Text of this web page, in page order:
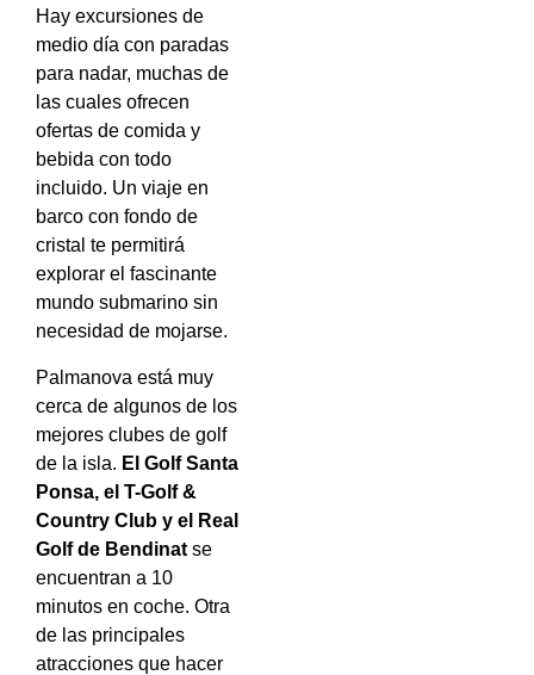
Hay excursiones de
medio día con paradas
para nadar, muchas de
las cuales ofrecen
ofertas de comida y
bebida con todo
incluido. Un viaje en
barco con fondo de
cristal te permitirá
explorar el fascinante
mundo submarino sin
necesidad de mojarse.
Palmanova está muy
cerca de algunos de los
mejores clubes de golf
de la isla. El Golf Santa
Ponsa, el T-Golf &
Country Club y el Real
Golf de Bendinat se
encuentran a 10
minutos en coche. Otra
de las principales
atracciones que hacer